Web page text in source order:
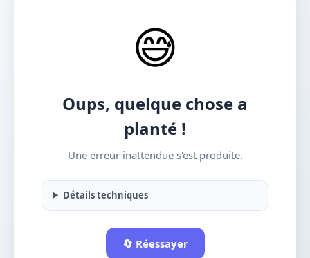
😅
Oups, quelque chose a
planté !
Une erreur inattendue s'est produite.
Détails techniques
🔄 Réessayer